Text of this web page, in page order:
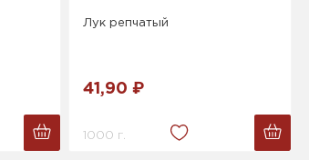
Лук репчатый
41,90 ₽
1000 г.